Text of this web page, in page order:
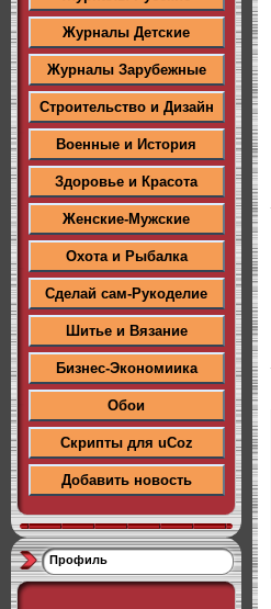
Журналы Детские
Журналы Зарубежные
Строительство и Дизайн
Военные и История
Здоровье и Красота
Женские-Мужские
Охота и Рыбалка
Сделай сам-Рукоделие
Шитье и Вязание
Бизнес-Экономиика
Обои
Скрипты для uCoz
Добавить новость
Профиль